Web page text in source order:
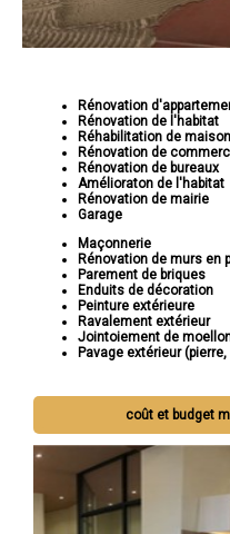
Rénovation
Rénovation de l'habitat
Réhabilitation de
Rénovation de
Rénovation de bureaux
Amélioraton de l'habitat
Rénovation de mairie
Garage
Maçonnerie
Rénovation de murs en
Parement de briques
Enduits de décoration
Peinture extérieure
Ravalement extérieur
Jointoiement de
Pavage extérieur
coût et budget